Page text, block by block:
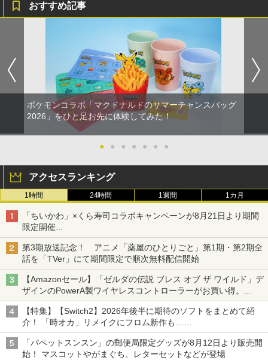
おすすめ記事
ポケモンコラボ「マクドナルドのサマーチャンスバッグ
2026」をひと足お先に体験してみた！
● ● ● ● ● ● ●
アクセスランキング
1時間 24時間 1週間 1カ月
「ちいかわ」×くら寿司コラボキャンペーンが8月21日より期間
限定開催
オリジナルの湯呑みや寿司皿が景品に登場！
第3期放送記念！ アニメ「薬屋のひとりごと」第1期・第2期全
話を「TVer」にて期間限定で順次無料配信開始
【Amazonセール】「ゼルダの伝説 ブレス オブ ザ ワイルド」デ
ザインのPowerA製ワイヤレスコントローラーがお買い得。
Switch2でも使用可能
【特集】【Switch2】2026年後半に期待のソフトをまとめて紹
介！ 「時オカ」リメイクにフロム新作も……
「パペットスンスン」の郵便局限定グッズが8月12日より販売開
始！ マスコットやがまぐち、レターセットなどが登場